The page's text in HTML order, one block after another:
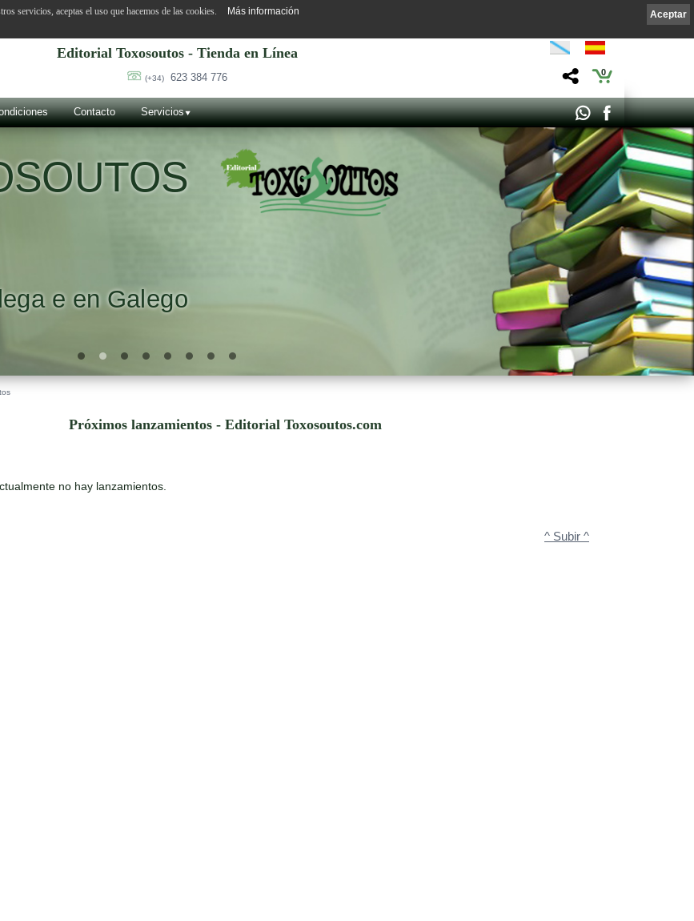
Editorial Toxosoutos - Tienda en Línea
(+34) 623 384 776 0
Contacto Servicios
e en Galego
Próximos lanzamientos - Editorial Toxosoutos.com
no hay lanzamientos.
^ Subir ^
Aceptar
servicios, aceptas el uso que hacemos de las cookies. Más información